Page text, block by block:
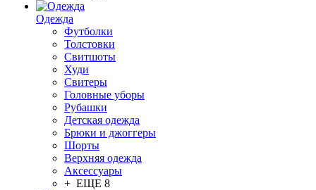
Одежда
Футболки
Толстовки
Свитшоты
Худи
Свитеры
Головные уборы
Рубашки
Детская одежда
Брюки и джоггеры
Шорты
Верхняя одежда
Аксессуары
+ ЕЩЕ 8